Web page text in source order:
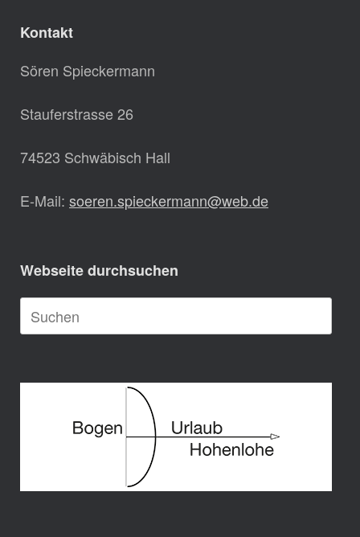
Kontakt
Sören Spieckermann
Stauferstrasse 26
74523 Schwäbisch Hall
E-Mail: soeren.spieckermann@web.de
Webseite durchsuchen
Suche
nach: